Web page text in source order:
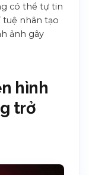
có thể tự tin
nhân tạo
ảnh gây
hình
trở